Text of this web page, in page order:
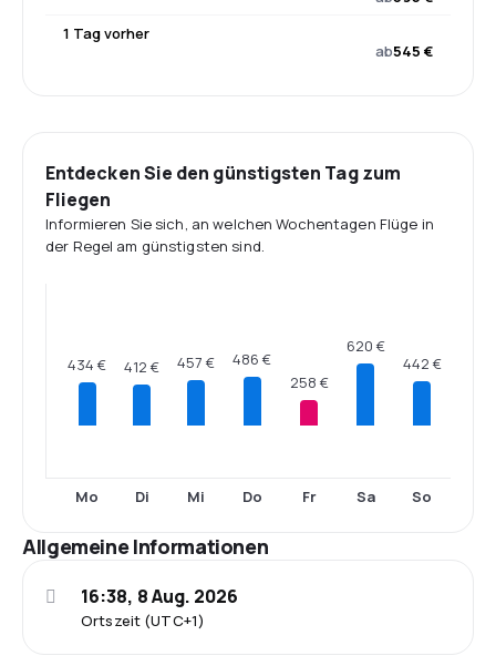
1 Tag vorher
ab545 €
Entdecken Sie den günstigsten Tag zum
Fliegen
Informieren Sie sich, an welchen Wochentagen Flüge in
der Regel am günstigsten sind.
434 €
Mo
412 €
Di
457 €
Mi
486 €
Do
258 €
Fr
620 €
Sa
442 €
So
Allgemeine Informationen
Ortszeit (UTC+1)
16:38, 8 Aug. 2026